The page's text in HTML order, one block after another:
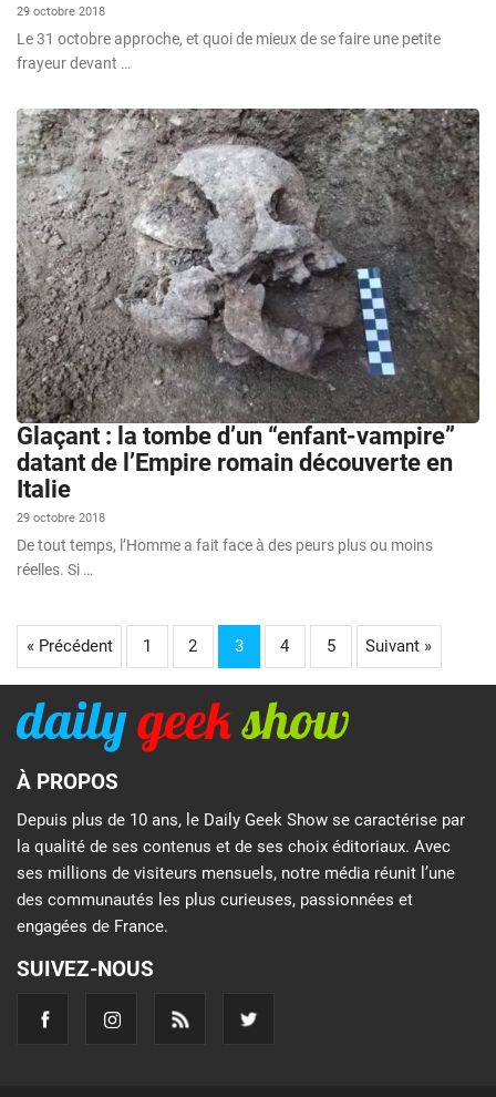
29 octobre 2018
Le 31 octobre approche, et quoi de mieux de se faire une petite
frayeur devant …
Glaçant : la tombe d’un “enfant-vampire”
datant de l’Empire romain découverte en
Italie
29 octobre 2018
De tout temps, l’Homme a fait face à des peurs plus ou moins
réelles. Si …
« Précédent 1 2 3 4 5 Suivant »
À PROPOS
Depuis plus de 10 ans, le Daily Geek Show se caractérise par
la qualité de ses contenus et de ses choix éditoriaux. Avec
ses millions de visiteurs mensuels, notre média réunit l’une
des communautés les plus curieuses, passionnées et
engagées de France.
SUIVEZ-NOUS